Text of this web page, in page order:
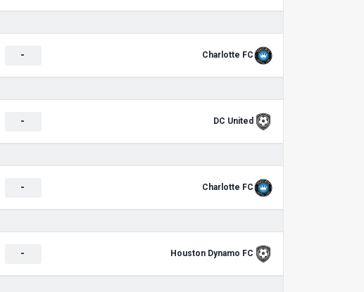
- Charlotte FC
- DC United
- Charlotte FC
- Houston Dynamo FC